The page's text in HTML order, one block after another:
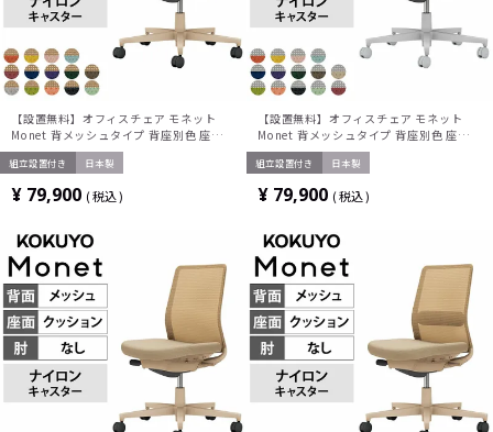
【設置無料】オフィスチェア モネット
Monet 背メッシュタイプ 背座別色 座色選
択タイプ L型肘 ショルダーサポートなし
ランバーサポートなし 脚ソフトベージュ
イロンキャスター C03-Z110W | コクヨ
組立設置付き 日本製
¥ 79,900 税込
【設置無料】オフィスチェア モネット
Monet 背メッシュタイプ 背座別色 座色選
択タイプ L型肘 ショルダーサポートなし
ランバーサポートなし 脚ライトグレー 本
キャスター C03-G110W | コクヨ オフィ
組立設置付き 日本製
¥ 79,900 税込